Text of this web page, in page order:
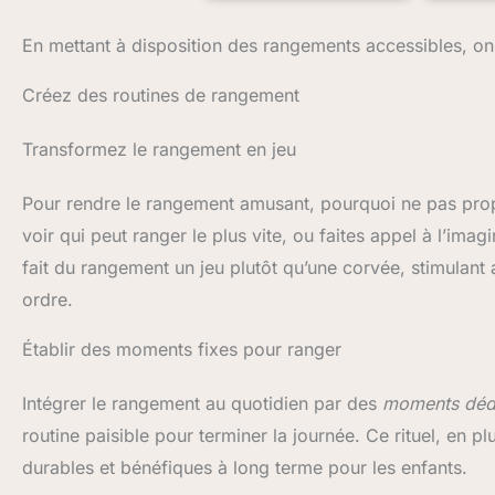
quasi immédiate
6 bacs
ne
salle
de
x 27,7
En mettant à disposition des rangements accessibles,
Créez des routines de rangement
Transformez le rangement en jeu
Pour rendre le rangement amusant, pourquoi ne pas
voir qui peut ranger le plus vite, ou faites appel à
fait du rangement un jeu plutôt qu’une corvée,
ordre.
Établir des moments fixes pour ranger
Intégrer le rangement au quotidien par des moments
routine paisible pour terminer la journée. Ce rituel, en
durables et bénéfiques à long terme pour les enfants.